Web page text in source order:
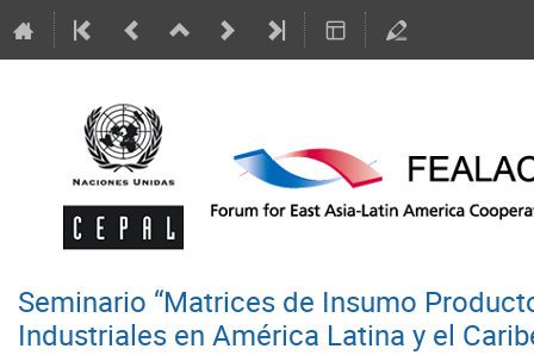
Seminario “Matrices de Insumo
Industriales en América Latina y el